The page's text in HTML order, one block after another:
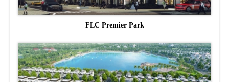
FLC Premier Park